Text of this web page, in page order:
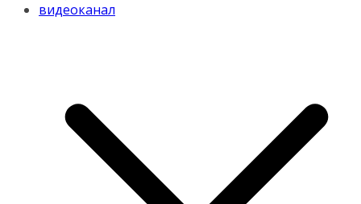
видеоканал